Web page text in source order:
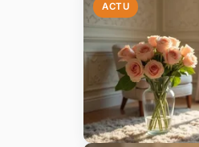
ACTU